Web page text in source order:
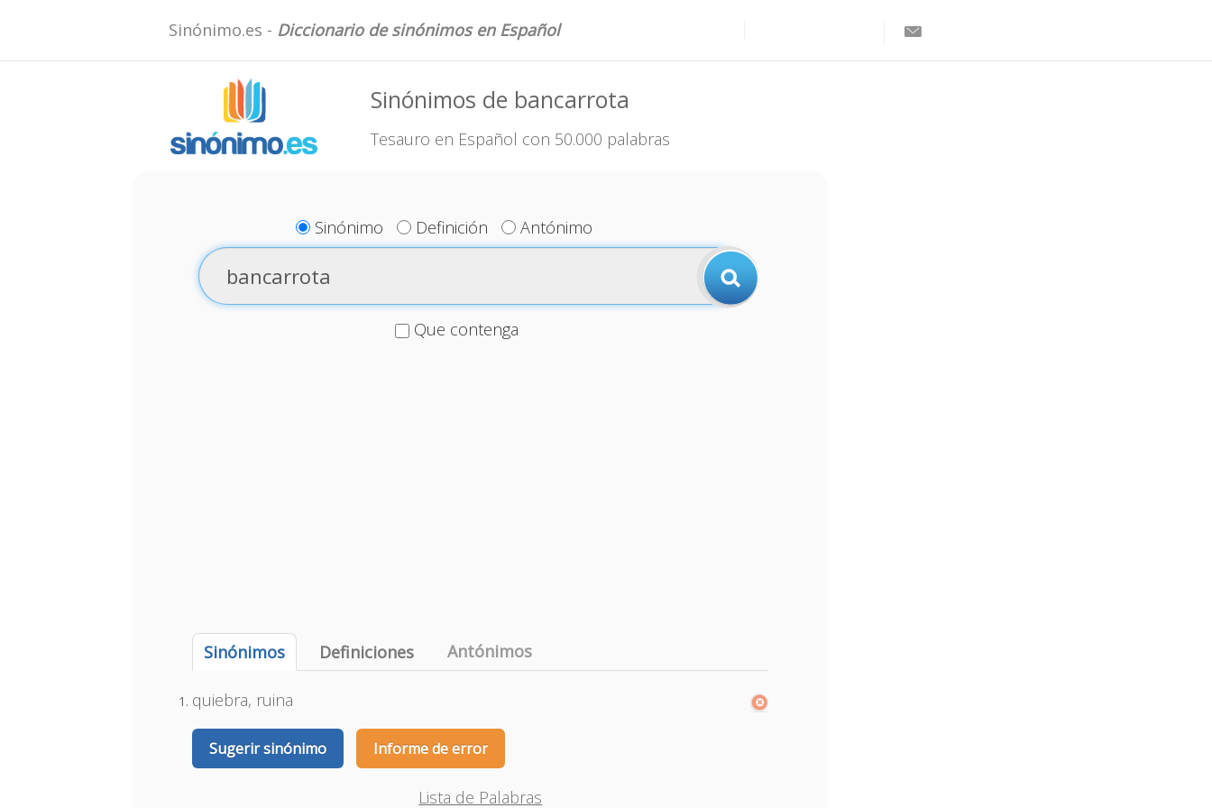
Sinónimo.es - Diccionario de sinónimos en Español
Sinónimos de bancarrota
Tesauro en Español con 50.000 palabras
Sinónimo Definición Antónimo
Que contenga
Sinónimos Definiciones Antónimos
quiebra, ruina
Sugerir sinónimo Informe de error
Lista de Palabras